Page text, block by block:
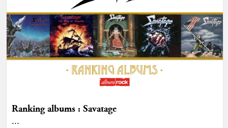
Ranking albums : Savatage
...